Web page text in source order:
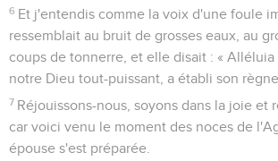
6 Et j'entendis comme la voix d'une foule
ressemblait au bruit de grosses eaux, au
coups de tonnerre, et elle disait : « Alléluia
notre Dieu tout-puissant, a établi son règne.
7 Réjouissons-nous, soyons dans la joie et
car voici venu le moment des noces de
épouse s'est préparée.